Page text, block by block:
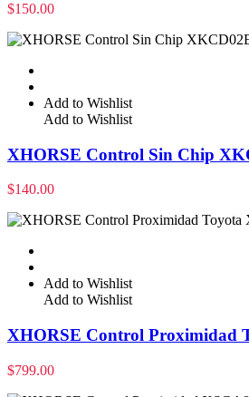
$150.00
Add to Wishlist
Add to Wishlist
XHORSE Control Sin Chip
$140.00
Add to Wishlist
Add to Wishlist
XHORSE Control Proximidad
$799.00